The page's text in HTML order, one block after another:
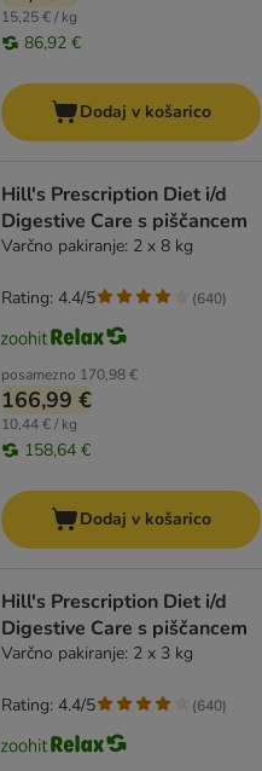
15,25 € / kg
86,92 €
Dodaj v košarico
Hill's Prescription Diet i/d
Digestive Care s piščancem
Varčno pakiranje: 2 x 8 kg
posamezno 170,98 €
166,99 €
10,44 € / kg
158,64 €
Rating: 4.4/5 (640)
Dodaj v košarico
Hill's Prescription Diet i/d
Digestive Care s piščancem
Varčno pakiranje: 2 x 3 kg
Rating: 4.4/5 (640)